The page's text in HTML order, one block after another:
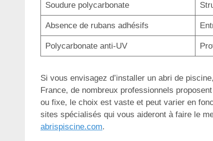
Soudure polycarbonate
Absence de rubans adhésifs
Polycarbonate anti-UV
Si vous envisagez d’installer un abri de
France, de nombreux professionnels
ou fixe, le choix est vaste et peut varier en
sites spécialisés qui vous aideront à faire le
abrispiscine.com.